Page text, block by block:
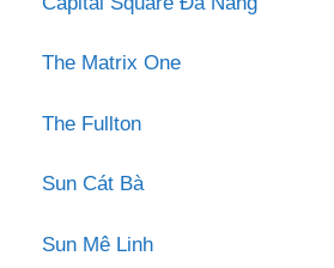
The Matrix One
The Fullton
Sun Cát Bà
Sun Mê Linh